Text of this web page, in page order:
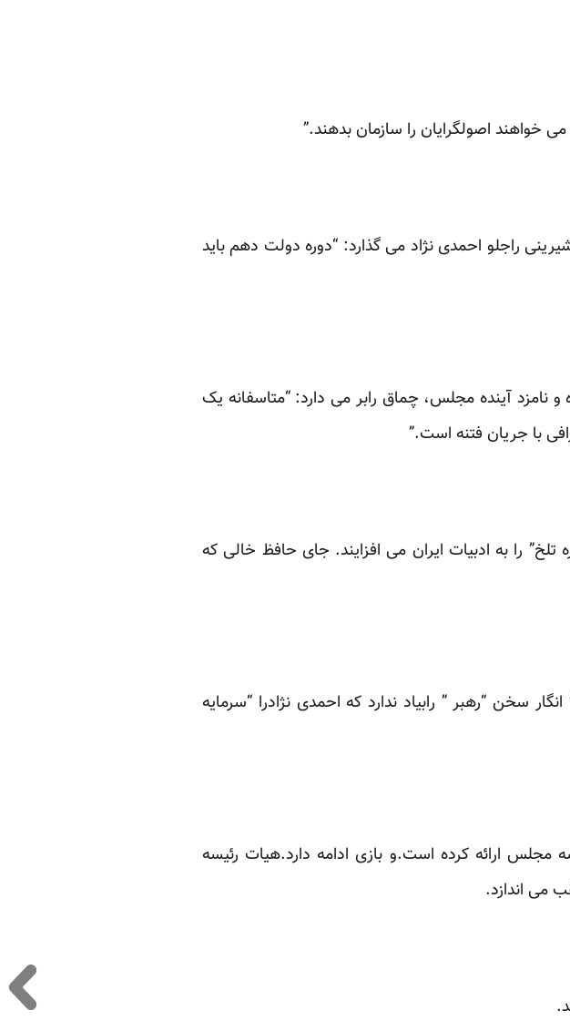
خواهند اصولگرایان را سازمان بدهند.”
راجلو احمدی نژاد می گذارد: “دوره دولت دهم باید
نامزد آینده مجلس، چماق رابر می دارد: “متاسفانه یک
با جریان فتنه است.”
را به ادبیات ایران می افزایند. جای حافظ خالی که
سخن “رهبر ” رابیاد ندارد که احمدی نژادرا “سرمایه
رئیسه مجلس ارائه کرده است.و بازی ادامه دارد.هیات رئیسه
می اندازد.